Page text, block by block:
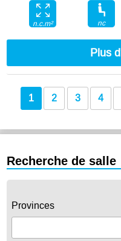
n.c.m² nc
Plus
1 2 3 4
Recherche de salle
Provinces